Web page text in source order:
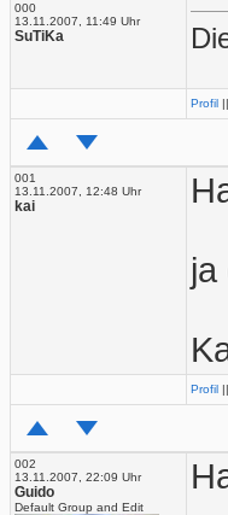
000
13.11.2007, 11:49 Uhr
SuTiKa
Profil ||
001
13.11.2007, 12:48 Uhr
kai
ja
Profil ||
002
13.11.2007, 22:09 Uhr
Guido
Default Group and Edit